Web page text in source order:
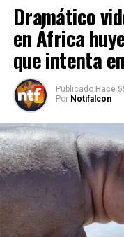
Dramático
en África
que intenta
Publicado Hace
Por Notifalcon